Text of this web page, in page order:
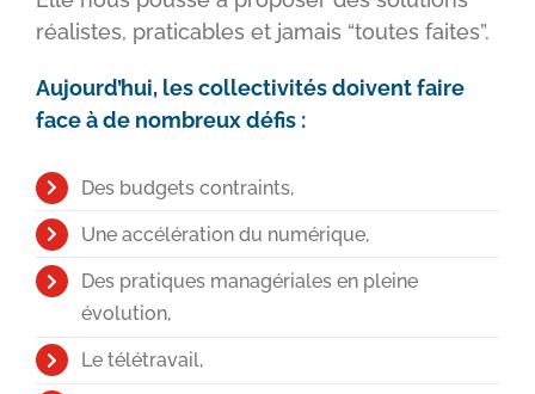
réalistes, praticables et jamais “toutes faites”.
Aujourd’hui, les collectivités doivent faire
face à de nombreux défis :
Des budgets contraints,
Une accélération du numérique,
Des pratiques managériales en pleine
évolution,
Le télétravail,